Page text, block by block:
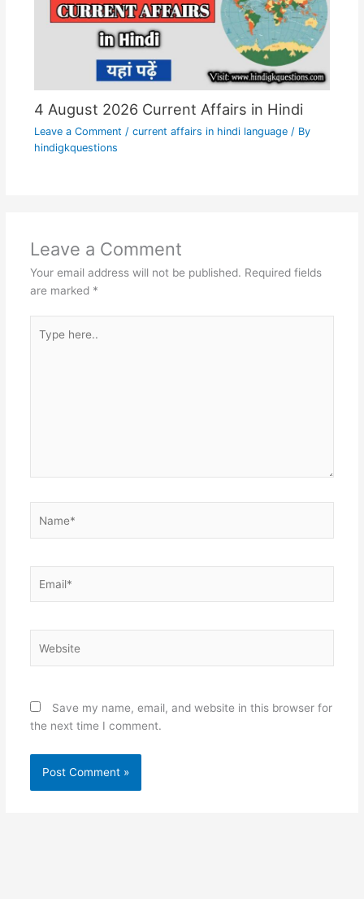
4 August 2026 Current Affairs in Hindi
Leave a Comment / current affairs in hindi language/ By
hindigkquestions
Leave a Comment
Your email address will not be published. Required fields
are marked *
here..
Save my name, email, and website in this browser for
the next time I comment.